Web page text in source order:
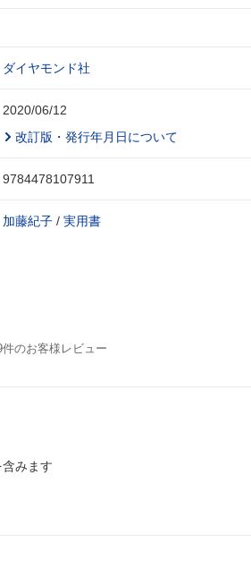
ダイヤモンド社
2020/06/12
改訂版・発行年月日について
9784478107911
加藤紀子 / 実用書
件のお客様レビュー
みます